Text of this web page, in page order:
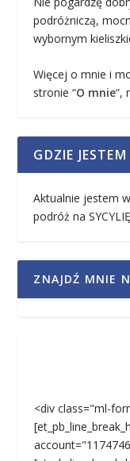
podróżniczą,
wybornym
Więcej o mnie i
stronie “O mnie“,
GDZIE
Aktualnie jestem
podróż na
ZNAJDŹ MNIE
<div class="ml-